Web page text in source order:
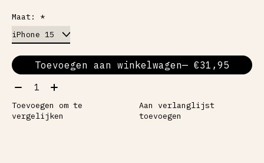
Maat: *
Toevoegen aan winkelwagen
— €31,95
Aantal:
Toevoegen om te
vergelijken
Aan verlanglijst
toevoegen